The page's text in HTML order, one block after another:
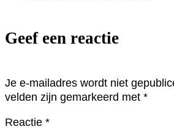
Geef een reactie
Je e-mailadres wordt niet
velden zijn gemarkeerd met *
Reactie *